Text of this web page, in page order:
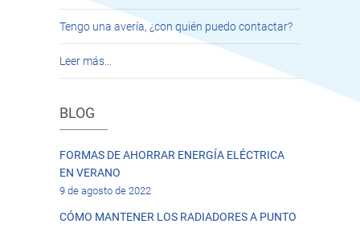
Tengo una avería, ¿con quién puedo contactar?
Leer más…
BLOG
FORMAS DE AHORRAR ENERGÍA ELÉCTRICA
EN VERANO
9 de agosto de 2022
CÓMO MANTENER LOS RADIADORES A PUNTO